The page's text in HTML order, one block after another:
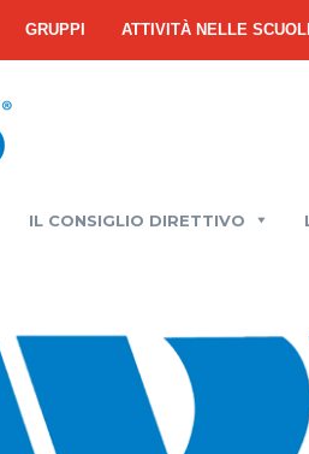
GRUPPI ATTIVITÀ NELLE
IL CONSIGLIO DIRETTIVO